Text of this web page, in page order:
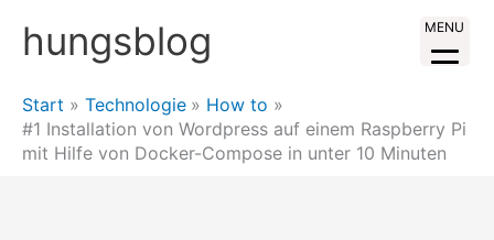
Inhalthungsblog
Start Technologie
How to
#1 Installation von Wordpress auf einem Raspberry Pi
mit Hilfe von Docker-Compose in unter 10 Minuten
MENU